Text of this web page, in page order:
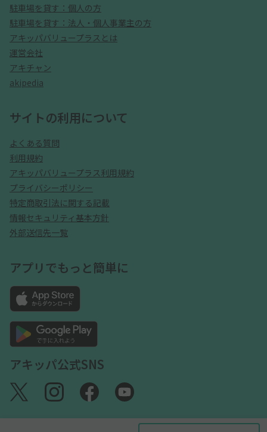
駐車場を貸す：個人の方
駐車場を貸す：法人・個人事業主の方
アキッパバリュープラスとは
運営会社
アキチャン
akipedia
サイトの利用について
よくある質問
利用規約
アキッパバリュープラス利用規約
プライバシーポリシー
特定商取引法に関する記載
情報セキュリティ基本方針
外部送信先一覧
アプリでもっと簡単に
アキッパ公式SNS